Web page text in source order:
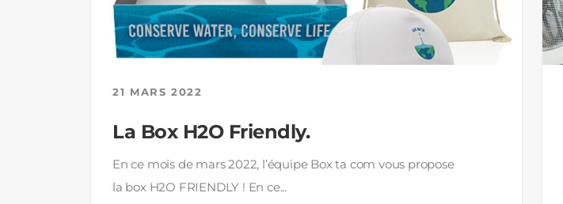
21 MARS 2022
La Box H2O Friendly.
En ce mois de mars 2022, l’équipe Box ta com vous propose
la box H2O FRIENDLY ! En ce...